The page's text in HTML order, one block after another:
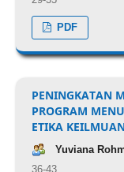
PDF
PENINGKATAN
PROGRAM
ETIKA
Yuviana
36-43